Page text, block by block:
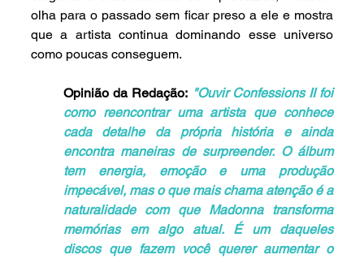
olha para o passado sem ficar preso a ele e mostra
que a artista continua dominando esse universo
como poucas conseguem.
Opinião da Redação: "Ouvir Confessions II foi
como reencontrar uma artista que conhece
cada detalhe da própria história e ainda
encontra maneiras de surpreender. O álbum
tem energia, emoção e uma produção
impecável, mas o que mais chama atenção é a
naturalidade com que Madonna transforma
memórias em algo atual. É um daqueles
discos que fazem você querer aumentar o